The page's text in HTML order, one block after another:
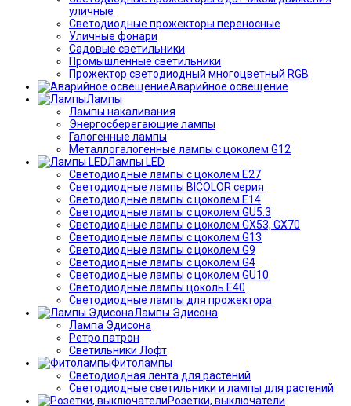
уличные
Светодиодные прожекторы переносные
Уличные фонари
Садовые светильники
Промышленные светильники
Прожектор светодиодный многоцветный RGB
Аварийное освещение
Лампы
Лампы накаливания
Энергосберегающие лампы
Галогенные лампы
Металлогалогенные лампы с цоколем G12
Лампы LED
Светодиодные лампы с цоколем E27
Светодиодные лампы BICOLOR серия
Светодиодные лампы с цоколем E14
Светодиодные лампы с цоколем GU5.3
Светодиодные лампы с цоколем GX53, GX70
Светодиодные лампы с цоколем G13
Светодиодные лампы с цоколем G9
Светодиодные лампы с цоколем G4
Светодиодные лампы с цоколем GU10
Светодиодные лампы цоколь Е40
Светодиодные лампы для прожектора
Лампы Эдисона
Лампа Эдисона
Ретро патрон
Светильники Лофт
Фитолампы
Светодиодная лента для растений
Светодиодные светильники и лампы для растений
Розетки, выключатели